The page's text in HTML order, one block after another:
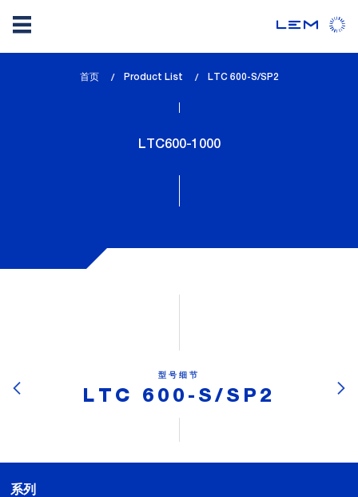
首页 Product List
lem_current_page
LTC 600-S/SP2
LTC600-1000
型号细节
LTC 600-S/SP2
系列